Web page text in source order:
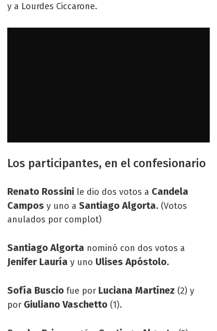
y a Lourdes Ciccarone.
Los participantes, en el confesionario
Renato Rossini le dio dos votos a Candela
Campos y uno a Santiago Algorta. (Votos
anulados por complot)
Santiago Algorta nominó con dos votos a
Jenifer Lauría y uno Ulises Apóstolo.
Sofía Buscio fue por Luciana Martínez (2) y
por Giuliano Vaschetto (1).